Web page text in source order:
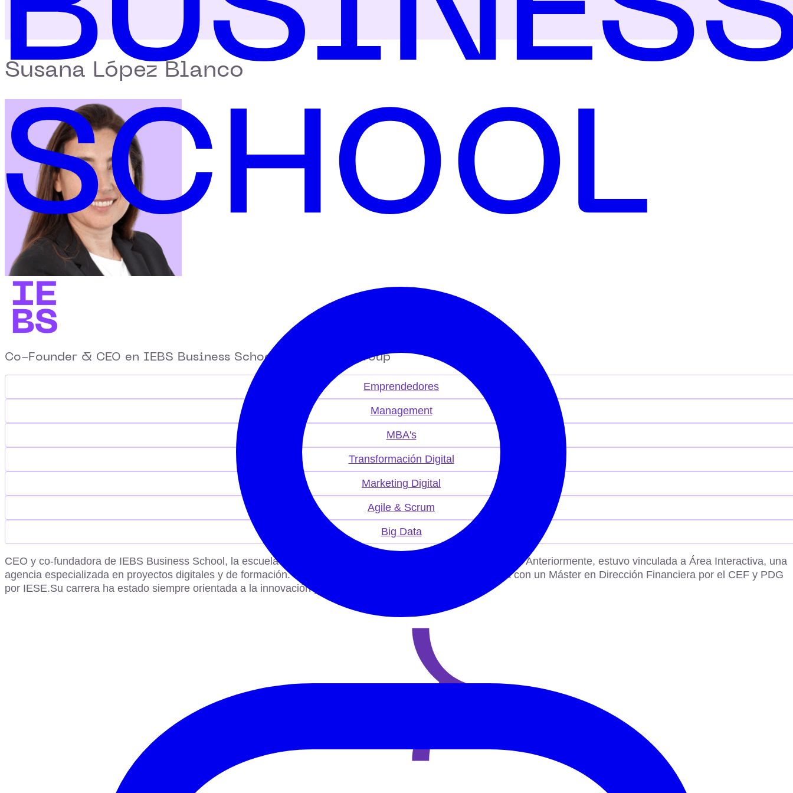
Susana López Blanco
Co-Founder & CEO en IEBS Business School | Digitalent Group
Emprendedores
Management
MBA's
Transformación Digital
Marketing Digital
Agile & Scrum
Big Data
CEO y co-fundadora de IEBS Business School, la escuela de negocios de la innovación y los emprendedores. Anteriormente, estuvo vinculada a Área Interactiva, una
agencia especializada en proyectos digitales y de formación. Diplomada en Ciencias Empresariales, cuenta con un Máster en Dirección Financiera por el CEF y PDG
por IESE.Su carrera ha estado siempre orientada a la innovación y la transformación educativa.